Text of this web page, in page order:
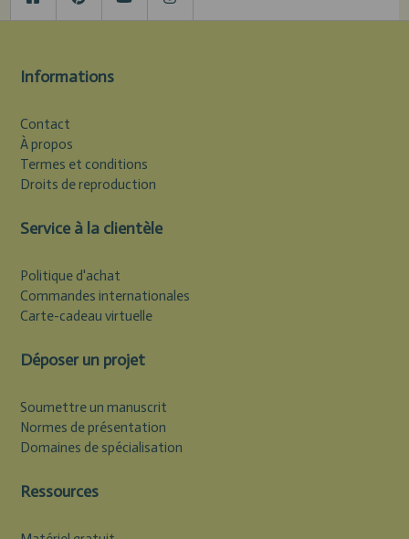
Informations
Contact
À propos
Termes et conditions
Droits de reproduction
Service à la clientèle
Politique d'achat
Commandes internationales
Carte-cadeau virtuelle
Déposer un projet
Soumettre un manuscrit
Normes de présentation
Domaines de spécialisation
Ressources